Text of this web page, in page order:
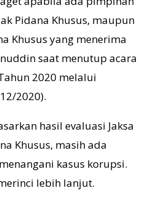
Pidana Khusus, maupun
Khusus yang menerima
saat menutup acara
2020 melalui
2020).
hasil evaluasi Jaksa
Khusus, masih ada
kasus korupsi.
lebih lanjut.